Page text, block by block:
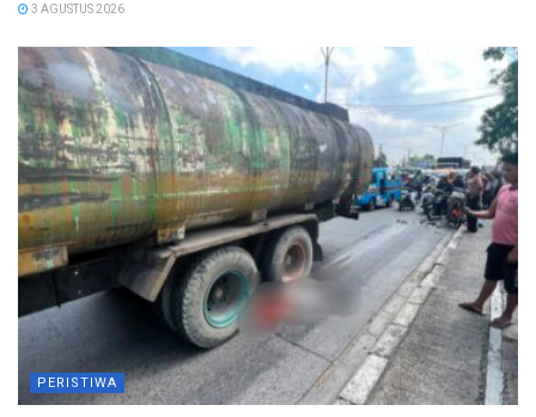
3 AGUSTUS 2026
PERISTIWA